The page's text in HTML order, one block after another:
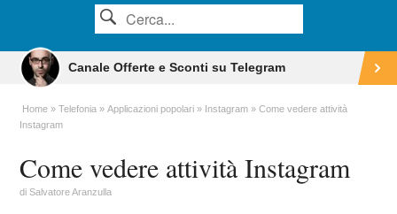
Canale Offerte e Sconti su Telegram
Home Telefonia Applicazioni popolari Instagram
Come vedere attività
Instagram
Come vedere attività Instagram
diSalvatore Aranzulla